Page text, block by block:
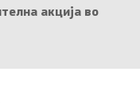
акција во